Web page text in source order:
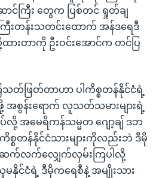
က်များ
ောင်ကြီး တွေက ပြစ်တင် ရှုတ်ချ
းတန်းသတင်းထောက် အန်ဒရေဒီ
ားတာကို ဦးဝင်းအောင်က တင်ပြ
ဖြတ်တာဟာ ပါကိစ္စတန်နိုင်ငံရဲ့
အစွန်းရောက် လူသတ်သမားများရဲ့
အမေရိကန်သမ္မတ ဂျော့ချ် ဒဘ
စတန်နိုင်ငံသားများကိုလည်းဘဲ ဒီမို
ဆက်လက်လျှေက်လှမ်းကြပါလို့
င်ငံရဲ့ ဒီမိုကရေစီနဲ့ အမျိုးသား